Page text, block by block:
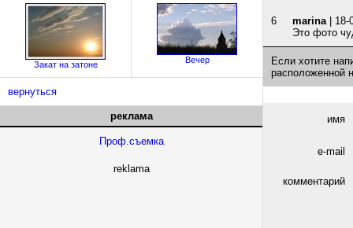
Закат на затоне Вечер
вернуться
реклама
Проф.съемка
reklama
6 marina| 18-
Это фото
Если хотите
расположенной
имя
e-mail
комментарий